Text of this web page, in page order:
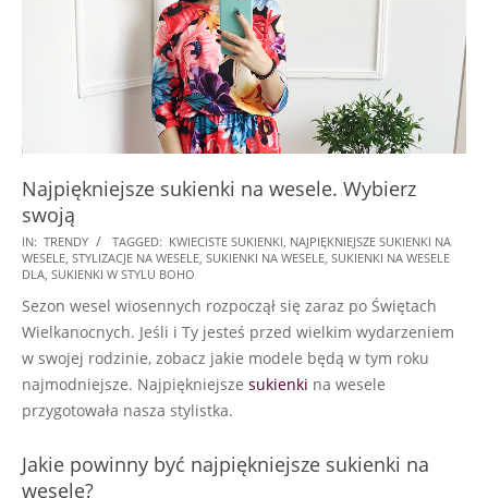
Najpiękniejsze sukienki na wesele. Wybierz
swoją
2018-
04-
IN: TRENDY TAGGED: KWIECISTE SUKIENKI NAJPIĘKNIEJSZE SUKIENKI NA
WESELE STYLIZACJE NA WESELE SUKIENKI NA WESELE SUKIENKI NA WESELE
DLA SUKIENKI W STYLU BOHO
Sezon wesel wiosennych rozpoczął się zaraz po Świętach
Wielkanocnych. Jeśli i Ty jesteś przed wielkim wydarzeniem
w swojej rodzinie, zobacz jakie modele będą w tym roku
najmodniejsze. Najpiękniejsze sukienki na wesele
przygotowała nasza stylistka.
Jakie powinny być najpiękniejsze sukienki na
wesele?